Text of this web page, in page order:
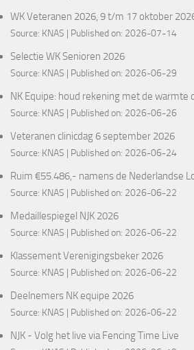
WK Veteranen 2026, 9 t/m 17 oktober
Source: KNAS Published on: 2026-07-14
Selectie WK Senioren 2026
Source: KNAS Published on: 2026-06-29
NK Equipe: houd rekening met de warmte
Source: KNAS Published on: 2026-06-26
Veteranen clinicdag 6 september 2026
Source: KNAS Published on: 2026-06-24
Ruim €55.486,- namens de Nederlandse
Source: KNAS Published on: 2026-06-22
Medaillespiegel NJK 2026
Source: KNAS Published on: 2026-06-22
Klassement Verenigingsbeker 2026
Source: KNAS Published on: 2026-06-22
Deelnemers NK equipe 2026
Source: KNAS Published on: 2026-06-22
NJK - Volg het live via Fencing Time Live